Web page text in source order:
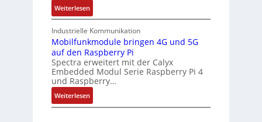
rI
a
n
d
E
Weiterlesen:
1
9
-
Z
o
l
l
-
I
Industrielle Kommunikation
Mobilfunkmodule bringen 4G und 5G
auf den Raspberry Pi
Spectra erweitert mit der Calyx
Embedded Modul Serie Raspberry Pi 4
und Raspberry…
Weiterlesen:
M